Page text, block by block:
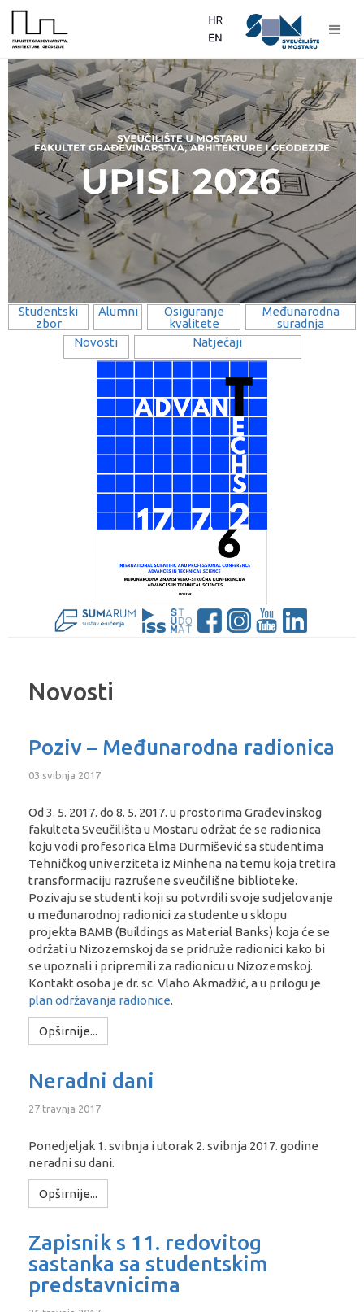
Studentski
zbor
Alumni
Osiguranje
kvalitete
Međunarodna
suradnja
Novosti
Natječaji
Novosti
Poziv – Međunarodna radionica
03 svibnja 2017
Od 3. 5. 2017. do 8. 5. 2017. u prostorima Građevinskog
fakulteta Sveučilišta u Mostaru održat će se radionica
koju vodi profesorica Elma Durmišević sa studentima
Tehničkog univerziteta iz Minhena na temu koja tretira
transformaciju razrušene sveučilišne biblioteke.
Pozivaju se studenti koji su potvrdili svoje sudjelovanje
u međunarodnoj radionici za studente u sklopu
projekta BAMB (Buildings as Material Banks) koja će se
održati u Nizozemskoj da se pridruže radionici kako bi
se upoznali i pripremili za radionicu u Nizozemskoj.
Kontakt osoba je dr. sc. Vlaho Akmadžić, a u prilogu je
plan održavanja radionice.
Opširnije...
Neradni dani
27 travnja 2017
Ponedjeljak 1. svibnja i utorak 2. svibnja 2017. godine
neradni su dani.
Opširnije...
Zapisnik s 11. redovitog
sastanka sa studentskim
predstavnicima